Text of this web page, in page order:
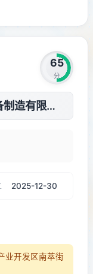
65
分
齐齐哈尔三鼎石油化工机械设备制造有限公司
2025-12-30
业开发区南萃街